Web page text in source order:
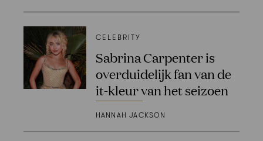
CELEBRITY
Sabrina Carpenter is
overduidelijk fan van de
it-kleur van het seizoen
HANNAH JACKSON